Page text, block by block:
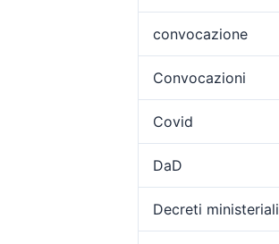
convocazione
Convocazioni
Covid
DaD
Decreti ministeriali